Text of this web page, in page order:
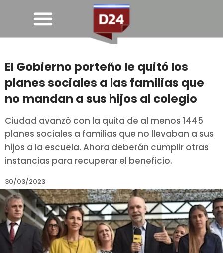
El Gobierno porteño le quitó los
planes sociales a las familias que
no mandan a sus hijos al colegio
Ciudad avanzó con la quita de al menos 1445
planes sociales a familias que no llevaban a sus
hijos a la escuela. Ahora deberán cumplir otras
instancias para recuperar el beneficio.
30/03/2023